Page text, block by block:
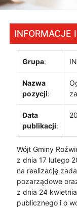
INFORMACJE
Grupa:
Nazwa
pozycji:
Data
publikacji:
Wójt Gminy
z dnia 17 lutego
na realizację
pozarządowe
z dnia 24
publicznego i o